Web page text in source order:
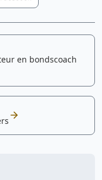
en bondscoach